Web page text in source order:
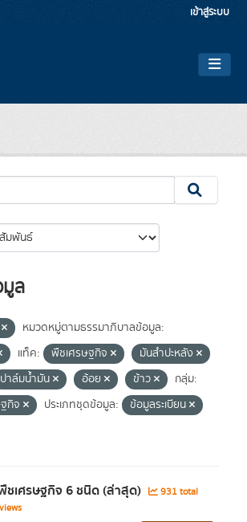
เข้าสู่ระบบ
ล
หมวดหมู่ตามธรรมาภิบาลข้อมูล:
แท็ค: พืชเศรษฐกิจ
มันสำปะหลัง
ปาล์มน้ำมัน อ้อย ข้าว
กลุ่ม:
กิจ
ประเภทชุดข้อมูล:
ข้อมูลระเบียน
เศรษฐกิจ 6 ชนิด (ล่าสุด)
931 total